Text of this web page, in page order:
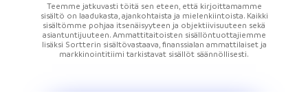
Teemme jatkuvasti töitä sen eteen, että kirjoittamamme
sisältö on laadukasta, ajankohtaista ja mielenkiintoista. Kaikki
sisältömme pohjaa itsenäisyyteen ja objektiivisuuteen sekä
asiantuntijuuteen. Ammattitaitoisten sisällöntuottajiemme
lisäksi Sortterin sisältövastaava, finanssialan ammattilaiset ja
markkinointitiimi tarkistavat sisällöt säännöllisesti.